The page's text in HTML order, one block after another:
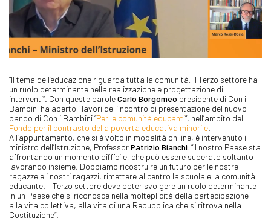
“Il tema dell’educazione riguarda tutta la comunità, il Terzo settore ha
un ruolo determinante nella realizzazione e progettazione di
interventi”. Con queste paroleCarlo Borgomeo presidente di Con i
Bambini ha aperto i lavori dell’incontro di presentazione del nuovo
bando di Con i Bambini “Per le comunità educanti”, nell’ambito del
Fondo per il contrasto della povertà educativa minorile
All’appuntamento, che si è volto in modalità on line, è intervenuto il
ministro dell’Istruzione, ProfessorPatrizio Bianchi. “Il nostro Paese sta
affrontando un momento difficile, che può essere superato soltanto
lavorando insieme. Dobbiamo ricostruire un futuro per le nostre
ragazze e i nostri ragazzi, rimettere al centro la scuola e la comunità
educante. Il Terzo settore deve poter svolgere un ruolo determinante
in un Paese che si riconosce nella molteplicità della partecipazione
alla vita collettiva, alla vita di una Repubblica che si ritrova nella
Costituzione”.